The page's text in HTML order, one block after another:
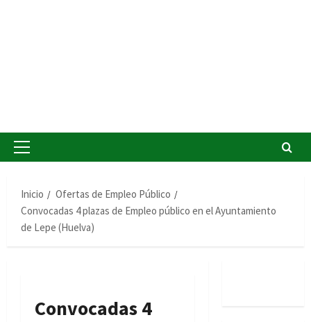
Menú
Inicio
Ofertas de Empleo Público
Convocadas 4 plazas de Empleo público en el Ayuntamiento
de Lepe (Huelva)
Convocadas 4